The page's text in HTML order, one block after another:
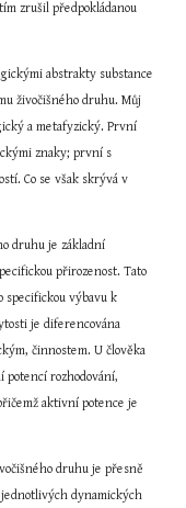
zrušil předpokládanou
abstrakty substance
živočišného druhu. Můj
a metafyzický. První
znaky; první s
Co se však skrývá v
druhu je základní
přirozenost. Tato
specifickou výbavu k
je diferencována
činnostem. U člověka
rozhodování,
aktivní potence je
druhu je přesně
dynamických